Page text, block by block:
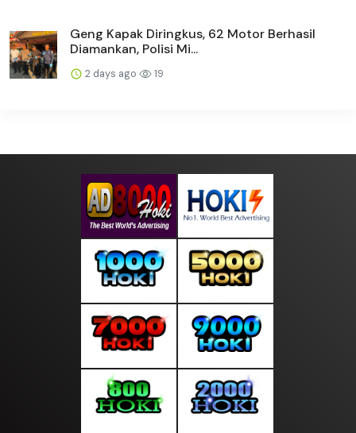
Geng Kapak Diringkus, 62 Motor Berhasil
Diamankan, Polisi Mi...
2 days ago 19